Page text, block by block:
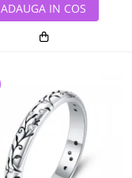
ADAUGA IN COS